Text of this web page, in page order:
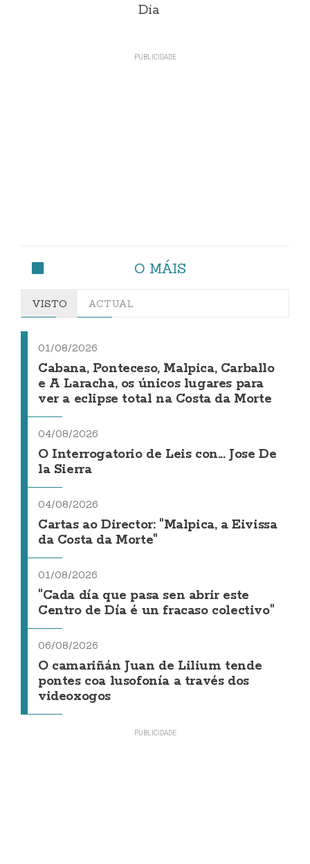
Día
O MÁIS
VISTO ACTUAL
01/08/2026
Cabana, Ponteceso, Malpica, Carballo
e A Laracha, os únicos lugares para
ver a eclipse total na Costa da Morte
04/08/2026
O Interrogatorio de Leis con... Jose De
la Sierra
04/08/2026
Cartas ao Director: "Malpica, a Eivissa
da Costa da Morte"
01/08/2026
"Cada día que pasa sen abrir este
Centro de Día é un fracaso colectivo"
06/08/2026
O camariñán Juan de Lilium tende
pontes coa lusofonía a través dos
videoxogos